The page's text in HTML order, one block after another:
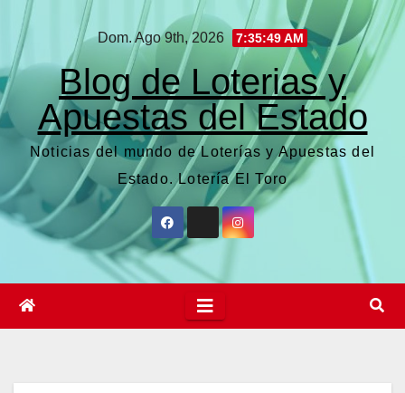
Saltar
contenido
Dom. Ago 9th, 2026 7:35:50 AM
Blog de Loterias y
Apuestas del Estado
Noticias del mundo de Loterías y Apuestas del
Estado. Lotería El Toro